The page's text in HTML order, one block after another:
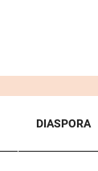
DIASPORA